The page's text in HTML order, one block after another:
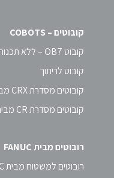
קובוטים – COBOTS
קובוט OB7 – ללא תכנות
קובוט לריתוך
קובוטים מסדרת CRX מבית FANUC
קובוטים מסדרת CR מבית FANUC
רובוטים מבית FANUC
רובוטים למשטוח מבית FANUC